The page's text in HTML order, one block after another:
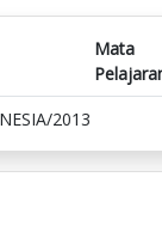
Mata
2013